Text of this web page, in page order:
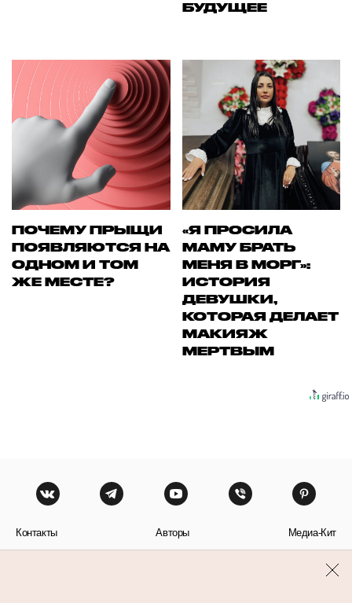
БУДУЩЕЕ
ПОЧЕМУ ПРЫЩИ
ПОЯВЛЯЮТСЯ НА
ОДНОМ И ТОМ
ЖЕ МЕСТЕ?
«Я ПРОСИЛА
МАМУ БРАТЬ
МЕНЯ В МОРГ»:
ИСТОРИЯ
ДЕВУШКИ,
КОТОРАЯ ДЕЛАЕТ
МАКИЯЖ
МЕРТВЫМ
Контакты Авторы Медиа-Кит